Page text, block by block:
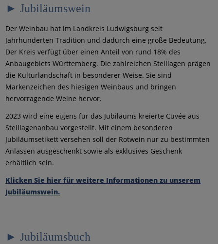
► Jubiläumswein
Der Weinbau hat im Landkreis Ludwigsburg seit
Jahrhunderten Tradition und dadurch eine große Bedeutung.
Der Kreis verfügt über einen Anteil von rund 18% des
Anbaugebiets Württemberg. Die zahlreichen Steillagen prägen
die Kulturlandschaft in besonderer Weise. Sie sind
Markenzeichen des hiesigen Weinbaus und bringen
hervorragende Weine hervor.
2023 wird eine eigens für das Jubiläums kreierte Cuvée aus
Steillagenanbau vorgestellt. Mit einem besonderen
Jubiläumsetikett versehen soll der Rotwein nur zu bestimmten
Anlässen ausgeschenkt sowie als exklusives Geschenk
erhältlich sein.
Klicken Sie hier für weitere Informationen zu unserem
Jubiläumswein.
► Jubiläumsbuch